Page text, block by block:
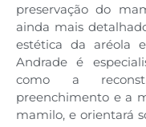
preservação do
ainda mais
estética da aréola
Andrade é
como a
preenchimento e a
mamilo, e orientará